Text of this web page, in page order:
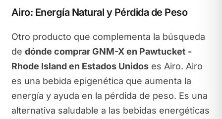
Airo: Energía Natural y Pérdida de Peso
Otro producto que complementa la búsqueda
de dónde comprar GNM-X en Pawtucket -
Rhode Island en Estados Unidoses Airo. Airo
es una bebida epigenética que aumenta la
energía y ayuda en la pérdida de peso. Es una
alternativa saludable a las bebidas energéticas